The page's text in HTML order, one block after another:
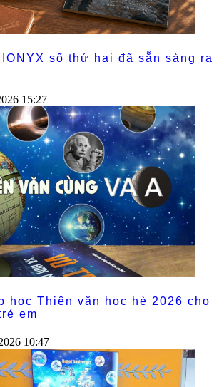
số thứ hai đã sẵn sàng ra
15:27
học Thiên văn học hè 2026 cho
em
10:47